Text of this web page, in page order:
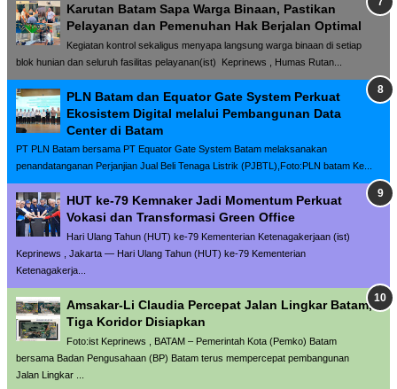
Karutan Batam Sapa Warga Binaan, Pastikan
Pelayanan dan Pemenuhan Hak Berjalan Optimal
Kegiatan kontrol sekaligus menyapa langsung warga binaan di setiap
blok hunian dan seluruh fasilitas pelayanan(ist) Keprinews , Humas Rutan...
PLN Batam dan Equator Gate System Perkuat
Ekosistem Digital melalui Pembangunan Data
Center di Batam
PT PLN Batam bersama PT Equator Gate System Batam melaksanakan
penandatanganan Perjanjian Jual Beli Tenaga Listrik (PJBTL),Foto:PLN batam Ke...
HUT ke-79 Kemnaker Jadi Momentum Perkuat
Vokasi dan Transformasi Green Office
Hari Ulang Tahun (HUT) ke-79 Kementerian Ketenagakerjaan (ist)
Keprinews , Jakarta — Hari Ulang Tahun (HUT) ke-79 Kementerian
Ketenagakerja...
Amsakar-Li Claudia Percepat Jalan Lingkar Batam,
Tiga Koridor Disiapkan
Foto:ist Keprinews , BATAM – Pemerintah Kota (Pemko) Batam
bersama Badan Pengusahaan (BP) Batam terus mempercepat pembangunan
Jalan Lingkar ...